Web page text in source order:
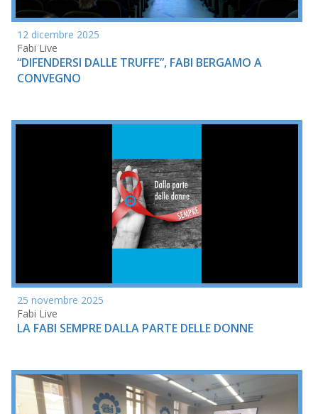
12 dicembre 2025
Fabi Live
“DIFENDERSI DALLE TRUFFE”, FABI BERGAMO A
CONVEGNO
25 novembre 2025
Fabi Live
LA FABI SEMPRE DALLA PARTE DELLE DONNE